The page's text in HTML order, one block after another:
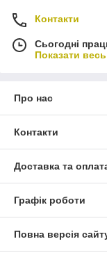
Контакти
Сьогодні
Показати
Про нас
Контакти
Доставка та
Графік роботи
Повна версія